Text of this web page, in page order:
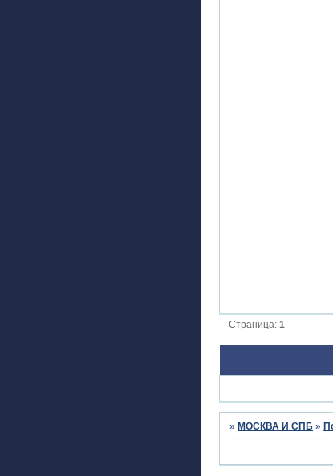
Страница:1
»МОСКВА И СПБ »